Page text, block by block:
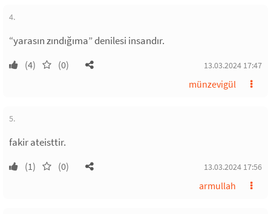
4.
“yarasın zındığıma” denilesi insandır.
(4) (0) 13.03.2024 17:47
münzevigül
5.
fakir ateisttir.
(1) (0) 13.03.2024 17:56
armullah